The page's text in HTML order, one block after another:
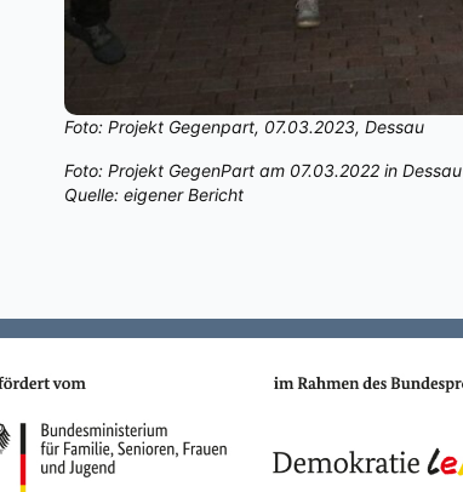
Foto: Projekt Gegenpart, 07.03.2023, Dessau
Foto: Projekt GegenPart am 07.03.2022 in Dessau
Quelle: eigener Bericht